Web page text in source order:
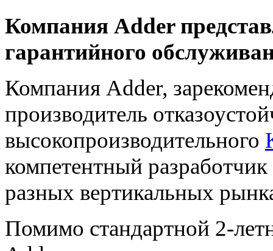
Компания Adder
гарантийного
Компания Adder,
производитель
высокопроизводительного
компетентный
разных вертикальных
Помимо стандартной 2-